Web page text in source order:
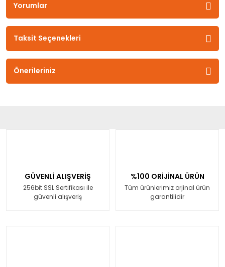
Yorumlar
Taksit Seçenekleri
Önerileriniz
GÜVENLİ ALIŞVERİŞ
256bit SSL Sertifikası ile
güvenli alışveriş
%100 ORİJİNAL ÜRÜN
Tüm ürünlerimiz orjinal ürün
garantilidir